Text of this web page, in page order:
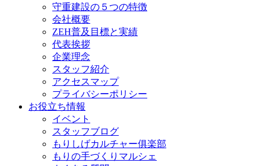
守重建設の５つの特徴
会社概要
ZEH普及目標と実績
代表挨拶
企業理念
スタッフ紹介
アクセスマップ
プライバシーポリシー
お役立ち情報
イベント
スタッフブログ
もりしげカルチャー俱楽部
もりの手づくりマルシェ